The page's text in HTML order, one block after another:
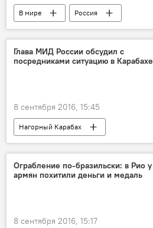
В мире Россия
Глава МИД России обсудил с
посредниками ситуацию в Карабахе
8 сентября 2016, 15:45
Нагорный Карабах
Ограбление по-бразильски: в Рио у
армян похитили деньги и медаль
8 сентября 2016, 15:17